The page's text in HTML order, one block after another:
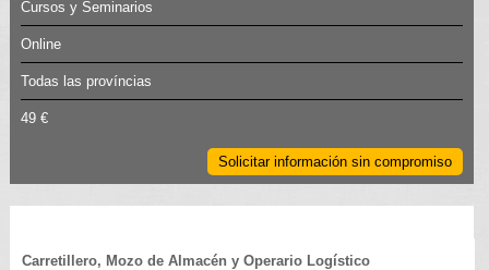
Cursos y Seminarios
Online
Todas las províncias
49 €
Solicitar información sin compromiso
Carretillero, Mozo de Almacén y Operario Logístico